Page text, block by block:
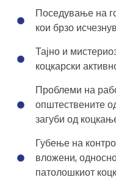
Поседување на
кои брзо
Тајно и
коцкарски
Проблеми на
општествените
загуби од
Губење на
вложени,
патолошкиот